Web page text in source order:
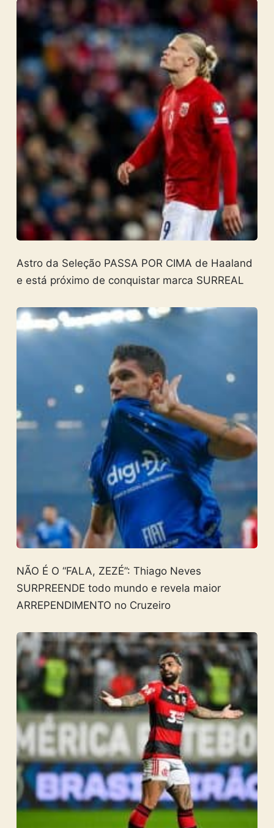
Astro da Seleção PASSA POR CIMA de Haaland
e está próximo de conquistar marca SURREAL
NÃO É O “FALA, ZEZÉ”: Thiago Neves
SURPREENDE todo mundo e revela maior
ARREPENDIMENTO no Cruzeiro